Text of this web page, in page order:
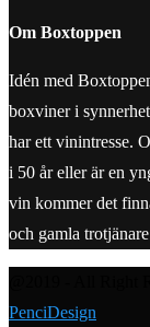
Om Boxtoppen
Idén med
boxviner i
har ett vinintresse.
i 50 år eller är en
vin kommer det
och gamla
PenciDesign